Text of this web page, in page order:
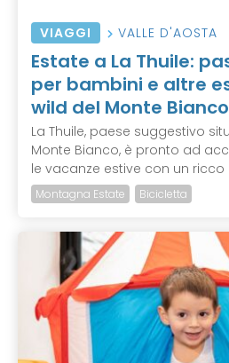
VIAGGI VALLE D'AOSTA
Estate a La Thuile:
per bambini e altre
wild del Monte Bianco
La Thuile, paese suggestivo
Monte Bianco, è pronto ad
le vacanze estive con un
Montagna Estate Bicicletta